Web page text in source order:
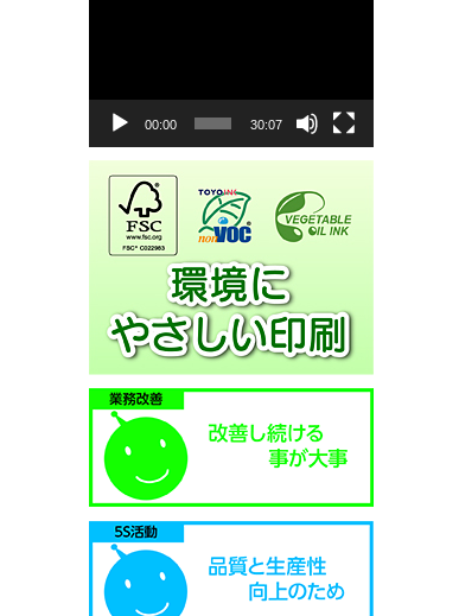
ー
ー
00:00 30:07